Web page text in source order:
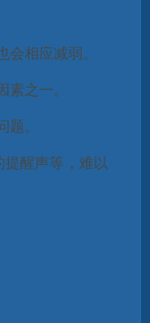
相应减弱。
之一。
。
醒声等，难以